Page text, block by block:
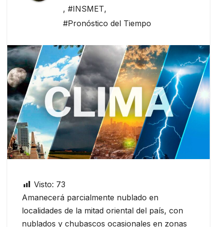
, #INSMET,
#Pronóstico del Tiempo
Visto: 73
Amanecerá parcialmente nublado en
localidades de la mitad oriental del país, con
nublados y chubascos ocasionales en zonas